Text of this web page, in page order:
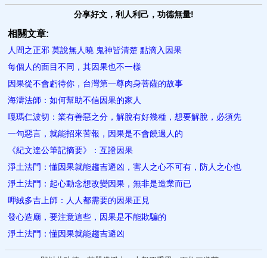
分享好文，利人利己，功德無量!
相關文章:
人間之正邪 莫說無人曉 鬼神皆清楚 點滴入因果
每個人的面目不同，其因果也不一樣
因果從不會虧待你，台灣第一尊肉身菩薩的故事
海濤法師：如何幫助不信因果的家人
嘎瑪仁波切：業有善惡之分，解脫有好幾種，想要解脫，必須先
一句惡言，就能招來苦報，因果是不會饒過人的
《紀文達公筆記摘要》：互證因果
淨土法門：懂因果就能趨吉避凶，害人之心不可有，防人之心也
淨土法門：起心動念想改變因果，無非是造業而已
呷絨多吉上師：人人都需要的因果正見
發心造廟，要注意這些，因果是不能欺騙的
淨土法門：懂因果就能趨吉避凶